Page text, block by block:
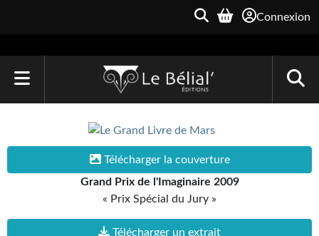
Connexion
LIVRES
Télécharger la couverture
Grand Prix de l'Imaginaire 2009
« Prix Spécial du Jury »
Télécharger un extrait